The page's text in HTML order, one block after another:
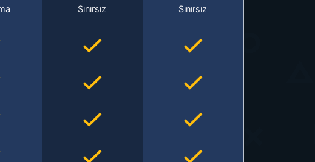
Sınırsız Sınırsız